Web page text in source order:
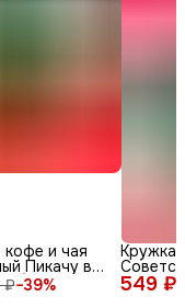
₽−39%
и чая
Пикачу в
(100%
330 мл) с
549 ₽
Кружка
мл